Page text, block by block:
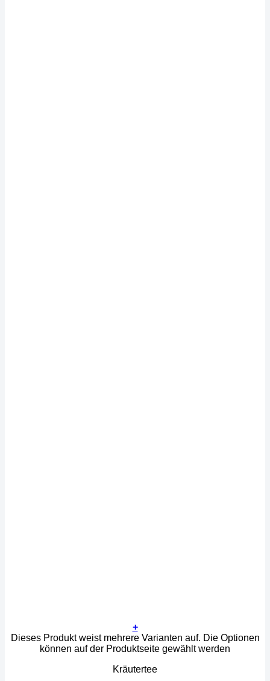
+
Dieses Produkt weist mehrere Varianten auf. Die Optionen
können auf der Produktseite gewählt werden
Kräutertee